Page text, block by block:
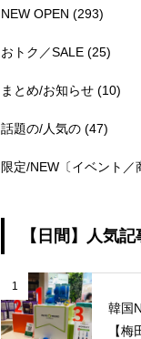
NEW OPEN (293)
おトク／SALE (25)
まとめ/お知らせ (10)
話題の/人気の (47)
限定/NEW〔イベント／
【日間】人気
1
韓国
【